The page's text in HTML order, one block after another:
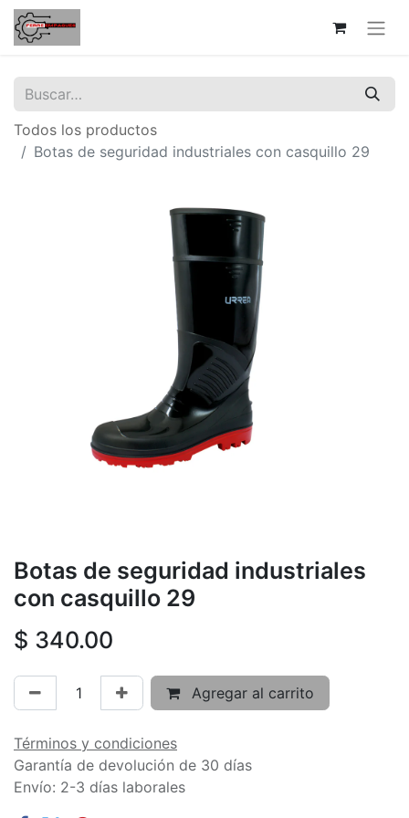
Todos los productos
Botas de seguridad industriales con casquillo 29
Botas de seguridad industriales
con casquillo 29
$ 340.00
Agregar al carrito
Términos y condiciones
Garantía de devolución de 30 días
Envío: 2-3 días laborales